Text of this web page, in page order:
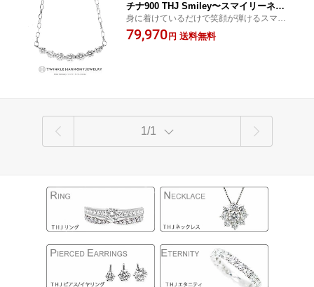
チナ900 THJ Smiley〜スマイリーネッ
クレス D0.2ct ライン グラデーション 笑
顔 高品質SIクラス以上 7石 ネックレス
身に着けているだけで笑顔が弾けるスマイ
リーネックレス！【無色透明 G/SI/Good UP
ダイヤモンド】
79,970 円 送料無料
1/1